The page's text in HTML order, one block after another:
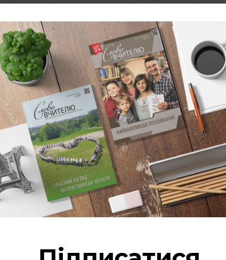
ефективність профілактичної роботи, а
закладів освіти [1, с.11].
високим (75–85 %). Але більше половини
після вживання алкогольних напоїв: 54 %
— радість та 49,8 % — відчуватимуть себе
відсотків (43,3 %) вважають, що забудуть про
наслідків після вживання алкоголю вважають
проблем з міліцією через уживання
зазначають 29 % та можливість відчувати
% респондентів вважають, що можливим
своєму здоров’ю. Неможливість зупинитися
наркотичних речовин. Основну питому вагу
«експериментатори», тобто ті, хто спробували
відбулася для 2,1 % у 13 років і менше,
екстазі, 2,6 % — «курильні» суміші.
цікавість (5,3 %). Компанія друзів —
речовин [1, с. 71].